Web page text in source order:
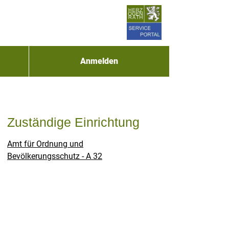
Anmelden
Zuständige Einrichtung
Amt für Ordnung und
Bevölkerungsschutz - A 32